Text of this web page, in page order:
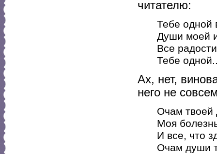
читателю:
Тебе одной
Души моей
Все
Тебе
Ах, нет,
него не
Очам
Моя
И все, что
Очам души